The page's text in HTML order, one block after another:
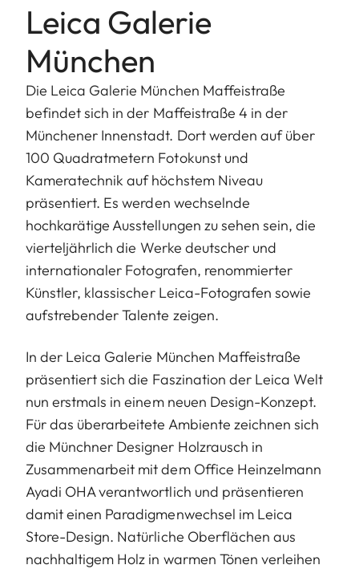
Leica Galerie
München
Die Leica Galerie München Maffeistraße
befindet sich in der Maffeistraße 4 in der
Münchener Innenstadt. Dort werden auf über
100 Quadratmetern Fotokunst und
Kameratechnik auf höchstem Niveau
präsentiert. Es werden wechselnde
hochkarätige Ausstellungen zu sehen sein, die
vierteljährlich die Werke deutscher und
internationaler Fotografen, renommierter
Künstler, klassischer Leica-Fotografen sowie
aufstrebender Talente zeigen.
In der Leica Galerie München Maffeistraße
präsentiert sich die Faszination der Leica Welt
nun erstmals in einem neuen Design-Konzept.
Für das überarbeitete Ambiente zeichnen sich
die Münchner Designer Holzrausch in
Zusammenarbeit mit dem Office Heinzelmann
Ayadi OHA verantwortlich und präsentieren
damit einen Paradigmenwechsel im Leica
Store-Design. Natürliche Oberflächen aus
nachhaltigem Holz in warmen Tönen verleihen